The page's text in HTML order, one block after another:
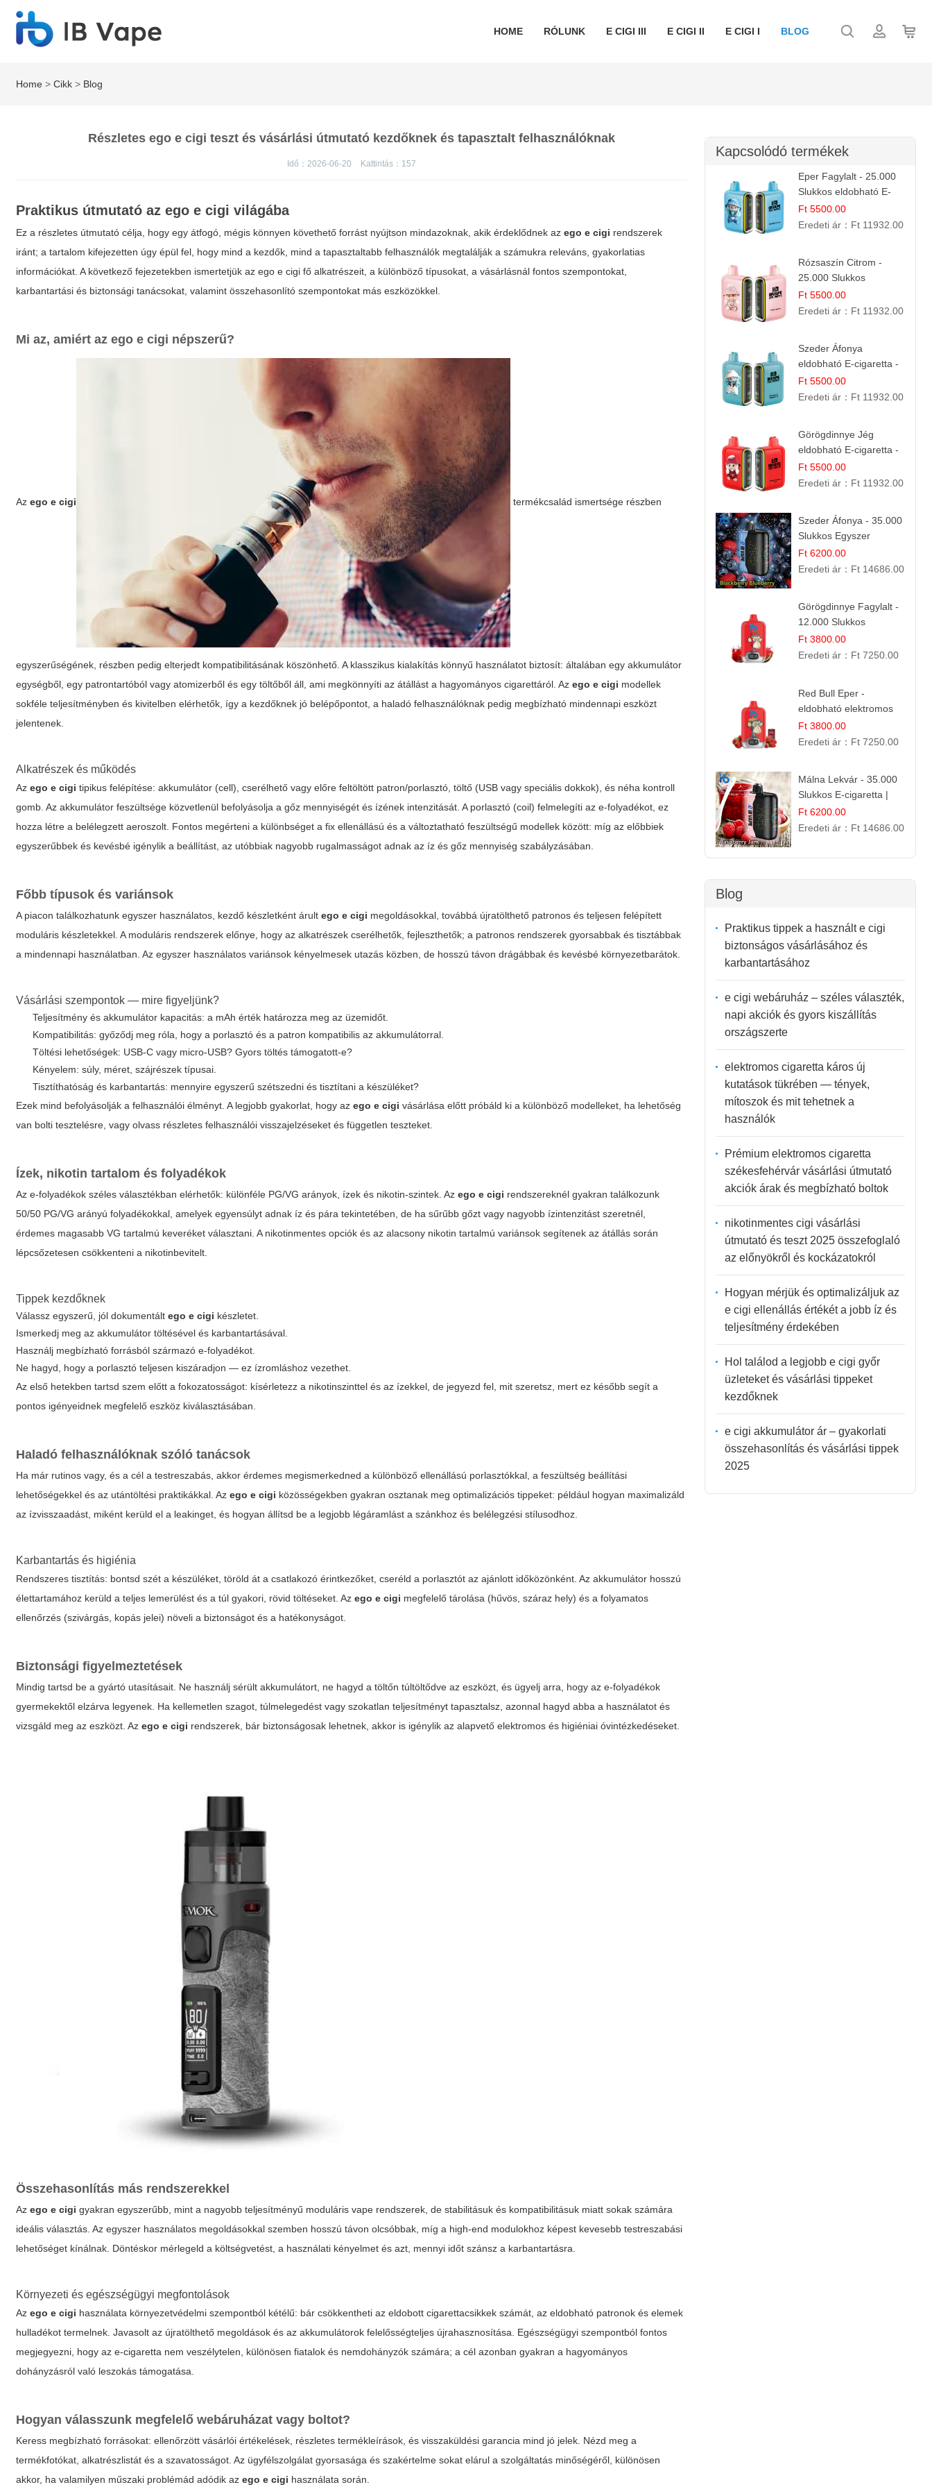
HOME RÓLUNK E CIGI III E CIGI II E CIGI I BLOG
Home >Cikk > Blog
Részletes ego e cigi teszt és vásárlási útmutató kezdőknek és tapasztalt felhasználóknak
Idő：2026-06-20 Kattintás： 157
Praktikus útmutató az ego e cigi világába
Ez a részletes útmutató célja, hogy egy átfogó, mégis könnyen követhető forrást nyújtson mindazoknak, akik érdeklődnek azego e cigi rendszerek
iránt; a tartalom kifejezetten úgy épül fel, hogy mind a kezdők, mind a tapasztaltabb felhasználók megtalálják a számukra releváns, gyakorlatias
információkat. A következő fejezetekben ismertetjük azego e cigi fő alkatrészeit, a különböző típusokat, a vásárlásnál fontos szempontokat,
karbantartási és biztonsági tanácsokat, valamint összehasonlító szempontokat más eszközökkel.
Mi az, amiért azego e cigi népszerű?
Azego e cigi termékcsalád ismertsége részben
egyszerűségének, részben pedig elterjedt kompatibilitásának köszönhető. A klasszikus kialakítás könnyű használatot biztosít: általában egy akkumulátor
egységből, egy patrontartóból vagy atomizerből és egy töltőből áll, ami megkönnyíti az átállást a hagyományos cigarettáról. Azego e cigi modellek
sokféle teljesítményben és kivitelben elérhetők, így a kezdőknek jó belépőpontot, a haladó felhasználóknak pedig megbízható mindennapi eszközt
jelentenek.
Alkatrészek és működés
Azego e cigi tipikus felépítése: akkumulátor (cell), cserélhető vagy előre feltöltött patron/porlasztó, töltő (USB vagy speciális dokkok), és néha kontroll
gomb. Az akkumulátor feszültsége közvetlenül befolyásolja a gőz mennyiségét és ízének intenzitását. A porlasztó (coil) felmelegíti az e-folyadékot, ez
hozza létre a belélegzett aeroszolt. Fontos megérteni a különbséget a fix ellenállású és a változtatható feszültségű modellek között: míg az előbbiek
egyszerűbbek és kevésbé igénylik a beállítást, az utóbbiak nagyobb rugalmasságot adnak az íz és gőz mennyiség szabályzásában.
Főbb típusok és variánsok
A piacon találkozhatunk egyszer használatos, kezdő készletként árultego e cigi megoldásokkal, továbbá újratölthető patronos és teljesen felépített
moduláris készletekkel. A moduláris rendszerek előnye, hogy az alkatrészek cserélhetők, fejleszthetők; a patronos rendszerek gyorsabbak és tisztábbak
a mindennapi használatban. Az egyszer használatos variánsok kényelmesek utazás közben, de hosszú távon drágábbak és kevésbé környezetbarátok.
Vásárlási szempontok — mire figyeljünk?
Teljesítmény és akkumulátor kapacitás: a mAh érték határozza meg az üzemidőt.
Kompatibilitás: győződj meg róla, hogy a porlasztó és a patron kompatibilis az akkumulátorral.
Töltési lehetőségek: USB-C vagy micro-USB? Gyors töltés támogatott-e?
Kényelem: súly, méret, szájrészek típusai.
Tisztíthatóság és karbantartás: mennyire egyszerű szétszedni és tisztítani a készüléket?
Ezek mind befolyásolják a felhasználói élményt. A legjobb gyakorlat, hogy azego e cigi vásárlása előtt próbáld ki a különböző modelleket, ha lehetőség
van bolti tesztelésre, vagy olvass részletes felhasználói visszajelzéseket és független teszteket.
Ízek, nikotin tartalom és folyadékok
Az e-folyadékok széles választékban elérhetők: különféle PG/VG arányok, ízek és nikotin-szintek. Azego e cigi rendszereknél gyakran találkozunk
50/50 PG/VG arányú folyadékokkal, amelyek egyensúlyt adnak íz és pára tekintetében, de ha sűrűbb gőzt vagy nagyobb ízintenzitást szeretnél,
érdemes magasabb VG tartalmú keveréket választani. A nikotinmentes opciók és az alacsony nikotin tartalmú variánsok segítenek az átállás során
lépcsőzetesen csökkenteni a nikotinbevitelt.
Tippek kezdőknek
Válassz egyszerű, jól dokumentáltego e cigi készletet.
Ismerkedj meg az akkumulátor töltésével és karbantartásával.
Használj megbízható forrásból származó e-folyadékot.
Ne hagyd, hogy a porlasztó teljesen kiszáradjon — ez ízromláshoz vezethet.
Az első hetekben tartsd szem előtt a fokozatosságot: kísérletezz a nikotinszinttel és az ízekkel, de jegyezd fel, mit szeretsz, mert ez később segít a
pontos igényeidnek megfelelő eszköz kiválasztásában.
Haladó felhasználóknak szóló tanácsok
Ha már rutinos vagy, és a cél a testreszabás, akkor érdemes megismerkedned a különböző ellenállású porlasztókkal, a feszültség beállítási
lehetőségekkel és az utántöltési praktikákkal. Azego e cigi közösségekben gyakran osztanak meg optimalizációs tippeket: például hogyan maximalizáld
az ízvisszaadást, miként kerüld el a leakinget, és hogyan állítsd be a legjobb légáramlást a szánkhoz és belélegzési stílusodhoz.
Karbantartás és higiénia
Rendszeres tisztítás: bontsd szét a készüléket, töröld át a csatlakozó érintkezőket, cseréld a porlasztót az ajánlott időközönként. Az akkumulátor hosszú
élettartamához kerüld a teljes lemerülést és a túl gyakori, rövid töltéseket. Azego e cigi megfelelő tárolása (hűvös, száraz hely) és a folyamatos
ellenőrzés (szivárgás, kopás jelei) növeli a biztonságot és a hatékonyságot.
Biztonsági figyelmeztetések
Mindig tartsd be a gyártó utasításait. Ne használj sérült akkumulátort, ne hagyd a töltőn túltöltődve az eszközt, és ügyelj arra, hogy az e-folyadékok
gyermekektől elzárva legyenek. Ha kellemetlen szagot, túlmelegedést vagy szokatlan teljesítményt tapasztalsz, azonnal hagyd abba a használatot és
vizsgáld meg az eszközt. Azego e cigi rendszerek, bár biztonságosak lehetnek, akkor is igénylik az alapvető elektromos és higiéniai óvintézkedéseket.
Összehasonlítás más rendszerekkel
Azego e cigi gyakran egyszerűbb, mint a nagyobb teljesítményű moduláris vape rendszerek, de stabilitásuk és kompatibilitásuk miatt sokak számára
ideális választás. Az egyszer használatos megoldásokkal szemben hosszú távon olcsóbbak, míg a high-end modulokhoz képest kevesebb testreszabási
lehetőséget kínálnak. Döntéskor mérlegeld a költségvetést, a használati kényelmet és azt, mennyi időt szánsz a karbantartásra.
Környezeti és egészségügyi megfontolások
Azego e cigi használata környezetvédelmi szempontból kétélű: bár csökkentheti az eldobott cigarettacsikkek számát, az eldobható patronok és elemek
hulladékot termelnek. Javasolt az újratölthető megoldások és az akkumulátorok felelősségteljes újrahasznosítása. Egészségügyi szempontból fontos
megjegyezni, hogy az e-cigaretta nem veszélytelen, különösen fiatalok és nemdohányzók számára; a cél azonban gyakran a hagyományos
dohányzásról való leszokás támogatása.
Hogyan válasszunk megfelelő webáruházat vagy boltot?
Keress megbízható forrásokat: ellenőrzött vásárlói értékelések, részletes termékleírások, és visszaküldési garancia mind jó jelek. Nézd meg a
termékfotókat, alkatrészlistát és a szavatosságot. Az ügyfélszolgálat gyorsasága és szakértelme sokat elárul a szolgáltatás minőségéről, különösen
akkor, ha valamilyen műszaki problémád adódik azego e cigi használata során.
Kapcsolódó termékek
Eper Fagylalt - 25.000
Slukkos eldobható E-
cigaretta | Édes
Desszert Íz
Ft 5500.00
Eredeti ár： Ft 11932.00
Rózsaszín Citrom -
25.000 Slukkos
eldobható e-Cigaretta |
IBvape Bar
Ft 5500.00
Eredeti ár： Ft 11932.00
Szeder Áfonya
eldobható E-cigaretta -
25.000 Slukk | Prémium
Gyümölcs Íz
Ft 5500.00
Eredeti ár： Ft 11932.00
Görögdinnye Jég
eldobható E-cigaretta -
25.000 Slukk | Frissítő
Nyári Íz
Ft 5500.00
Eredeti ár： Ft 11932.00
Szeder Áfonya - 35.000
Slukkos Egyszer
Használatos E-cigaretta
| Prémium Ízélmény
Ft 6200.00
Eredeti ár： Ft 14686.00
Görögdinnye Fagylalt -
12.000 Slukkos
eldobható e-Cigaretta
Ft 3800.00
Eredeti ár： Ft 7250.00
Red Bull Eper -
eldobható elektromos
cigi | Energizáló
Gyümölcs Íz
Ft 3800.00
Eredeti ár： Ft 7250.00
Málna Lekvár - 35.000
Slukkos E-cigaretta |
IBVape Bar Édes
Gyümölcs Íz
Ft 6200.00
Eredeti ár： Ft 14686.00
Blog
Praktikus tippek a használt e cigi
biztonságos vásárlásához és
karbantartásához
e cigi webáruház – széles választék,
napi akciók és gyors kiszállítás
országszerte
elektromos cigaretta káros új
kutatások tükrében — tények,
mítoszok és mit tehetnek a
használók
Prémium elektromos cigaretta
székesfehérvár vásárlási útmutató
akciók árak és megbízható boltok
nikotinmentes cigi vásárlási
útmutató és teszt 2025 összefoglaló
az előnyökről és kockázatokról
Hogyan mérjük és optimalizáljuk az
e cigi ellenállás értékét a jobb íz és
teljesítmény érdekében
Hol találod a legjobb e cigi győr
üzleteket és vásárlási tippeket
kezdőknek
e cigi akkumulátor ár – gyakorlati
összehasonlítás és vásárlási tippek
2025